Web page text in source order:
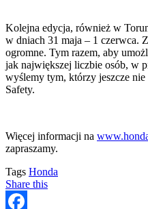
Kolejna edycja, również w
w dniach 31 maja – 1 czerwca.
ogromne. Tym razem, aby
jak największej liczbie osób, w
wyślemy tym, którzy jeszcze
Safety.
Więcej informacji na
zapraszamy.
Tags Honda
Share this